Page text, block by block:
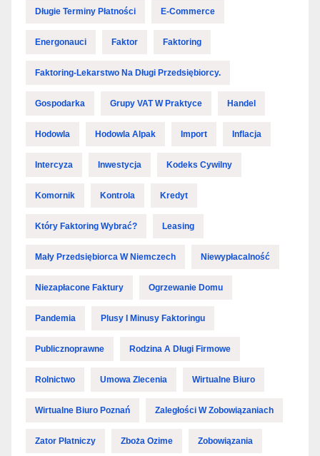
Długie Terminy Płatności E-Commerce
Energonauci Faktor Faktoring
Faktoring-Lekarstwo Na Długi Przedsiębiorcy.
Gospodarka Grupy VAT W Praktyce Handel
Hodowla Hodowla Alpak Import Inflacja
Intercyza Inwestycja Kodeks Cywilny
Komornik Kontrola Kredyt
Który Faktoring Wybrać? Leasing
Mały Przedsiębiorca W Niemczech Niewypłacalność
Niezapłacone Faktury Ogrzewanie Domu
Pandemia Plusy I Minusy Faktoringu
Publicznoprawne Rodzina A Długi Firmowe
Rolnictwo Umowa Zlecenia Wirtualne Biuro
Wirtualne Biuro Poznań Zaległości W Zobowiązaniach
Zator Płatniczy Zboża Ozime Zobowiązania